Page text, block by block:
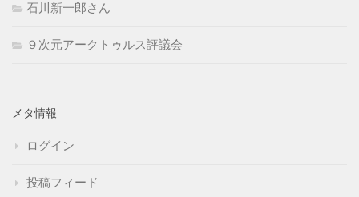
石川新一郎さん
９次元アークトゥルス評議会
メタ情報
ログイン
投稿フィード